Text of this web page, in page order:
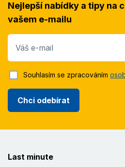
Nejlepší nabídky a tipy na
vašem e-mailu
Váš e-mail
Chci odebírat
Souhlasím se zpracováním
Last minute